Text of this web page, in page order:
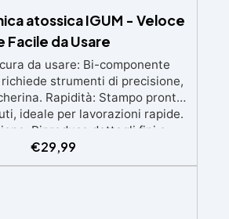
atossica IGUM - Veloce
Facile da Usare
da usare: Bi-componente
strumenti di precisione,
Rapidità: Stampo pronto
ideale per lavorazioni rapide.
Riproduce dettagli fini e
un risultato professionale.
con resina, gesso, cera,
punto di fusione, sapone e
€29,99